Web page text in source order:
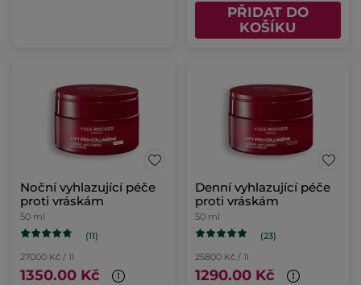
PŘIDAT DO
KOŠÍKU
Noční vyhlazující péče
proti vráskám
50 ml
(11)
27000 Kč / 1l
1350.00 Kč
Denní vyhlazující péče
proti vráskám
50 ml
(23)
25800 Kč / 1l
1290.00 Kč